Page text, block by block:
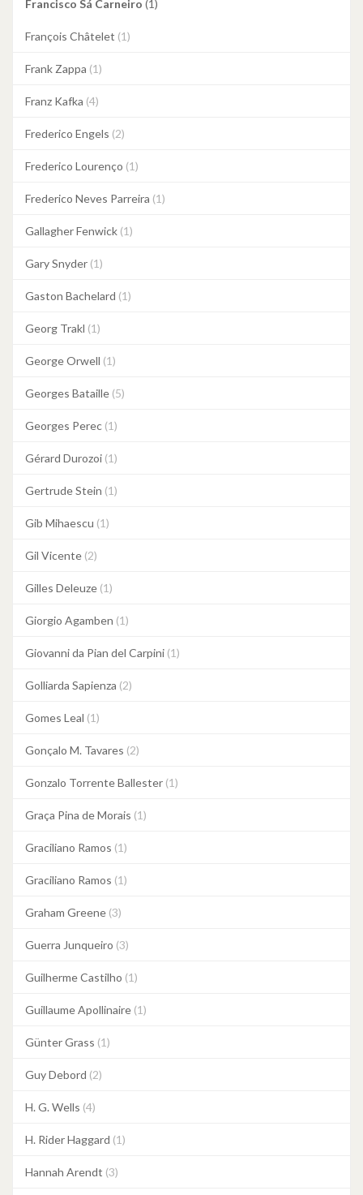
Francisco Sá Carneiro (1)
François Châtelet (1)
Frank Zappa (1)
Franz Kafka (4)
Frederico Engels (2)
Frederico Lourenço (1)
Frederico Neves Parreira (1)
Gallagher Fenwick (1)
Gary Snyder (1)
Gaston Bachelard (1)
Georg Trakl (1)
George Orwell (1)
Georges Bataille (5)
Georges Perec (1)
Gérard Durozoi (1)
Gertrude Stein (1)
Gib Mihaescu (1)
Gil Vicente (2)
Gilles Deleuze (1)
Giorgio Agamben (1)
Giovanni da Pian del Carpini (1)
Golliarda Sapienza (2)
Gomes Leal (1)
Gonçalo M. Tavares (2)
Gonzalo Torrente Ballester (1)
Graça Pina de Morais (1)
Graciliano Ramos (1)
Graciliano Ramos (1)
Graham Greene (3)
Guerra Junqueiro (3)
Guilherme Castilho (1)
Guillaume Apollinaire (1)
Günter Grass (1)
Guy Debord (2)
H. G. Wells (4)
H. Rider Haggard (1)
Hannah Arendt (3)